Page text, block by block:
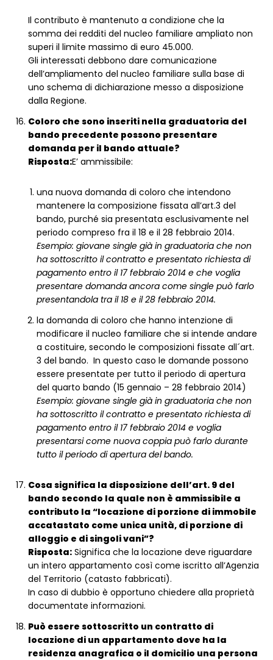
Il contributo è mantenuto a condizione che la
somma dei redditi del nucleo familiare ampliato non
superi il limite massimo di euro 45.000.
Gli interessati debbono dare comunicazione
dell’ampliamento del nucleo familiare sulla base di
uno schema di dichiarazione messo a disposizione
dalla Regione.
Coloro che sono inseriti nella graduatoria del
bando precedente possono presentare
domanda per il bando attuale?
Risposta:E’ ammissibile:
una nuova domanda di coloro che intendono
mantenere la composizione fissata all’art.3 del
bando, purché sia presentata esclusivamente nel
periodo compreso fra il 18 e il 28 febbraio 2014.
Esempio: giovane single già in graduatoria che non
ha sottoscritto il contratto e presentato richiesta di
pagamento entro il 17 febbraio 2014 e che voglia
presentare domanda ancora come single può farlo
presentandola tra il 18 e il 28 febbraio 2014.
la domanda di coloro che hanno intenzione di
modificare il nucleo familiare che si intende andare
a costituire, secondo le composizioni fissate all´art.
3 del bando. In questo caso le domande possono
essere presentate per tutto il periodo di apertura
del quarto bando (15 gennaio – 28 febbraio 2014)
Esempio: giovane single già in graduatoria che non
ha sottoscritto il contratto e presentato richiesta di
pagamento entro il 17 febbraio 2014 e voglia
presentarsi come nuova coppia può farlo durante
tutto il periodo di apertura del bando.
Cosa significa la disposizione dell’art. 9 del
bando secondo la quale non è ammissibile a
contributo la “locazione di porzione di immobile
accatastato come unica unità, di porzione di
alloggio e di singoli vani”?
Risposta: Significa che la locazione deve riguardare
un intero appartamento così come iscritto all’Agenzia
del Territorio (catasto fabbricati).
In caso di dubbio è opportuno chiedere alla proprietà
documentate informazioni.
Può essere sottoscritto un contratto di
locazione di un appartamento dove ha la
residenza anagrafica o il domicilio una persona